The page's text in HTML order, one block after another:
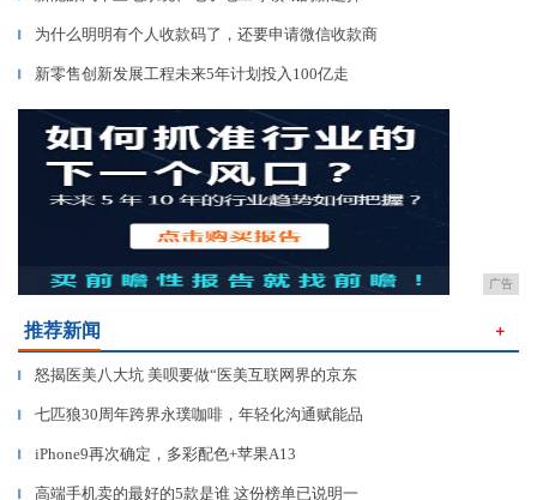
▎ 为什么明明有个人收款码了，还要申请微信收款商
▎ 新零售创新发展工程未来5年计划投入100亿走
广告
推荐新闻 ＋
▎ 怒揭医美八大坑 美呗要做“医美互联网界的京东
▎ 七匹狼30周年跨界永璞咖啡，年轻化沟通赋能品
▎ iPhone9再次确定，多彩配色+苹果A13
高端手机卖的最好的5款是谁 这份榜单已说明一